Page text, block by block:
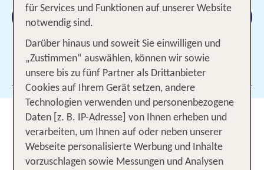
Suchen
Filter hinzufügen
Beste Reisezeit: Finde den
idealen Zeitpunkt für deinen
Urlaub
für Services und Funktionen auf unserer Website
notwendig sind.
Darüber hinaus und soweit Sie einwilligen und
„Zustimmen“ auswählen, können wir sowie
unsere bis zu fünf Partner als Drittanbieter
Cookies auf Ihrem Gerät setzen, andere
Technologien verwenden und personenbezogene
Daten [z. B. IP-Adresse] von Ihnen erheben und
verarbeiten, um Ihnen auf oder neben unserer
Webseite personalisierte Werbung und Inhalte
vorzuschlagen sowie Messungen und Analysen